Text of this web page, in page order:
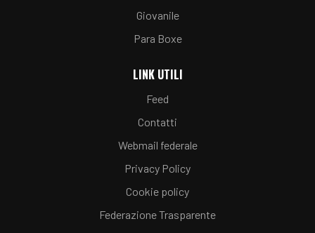
Giovanile
Para Boxe
LINK UTILI
Feed
Contatti
Webmail federale
Privacy Policy
Cookie policy
Federazione Trasparente